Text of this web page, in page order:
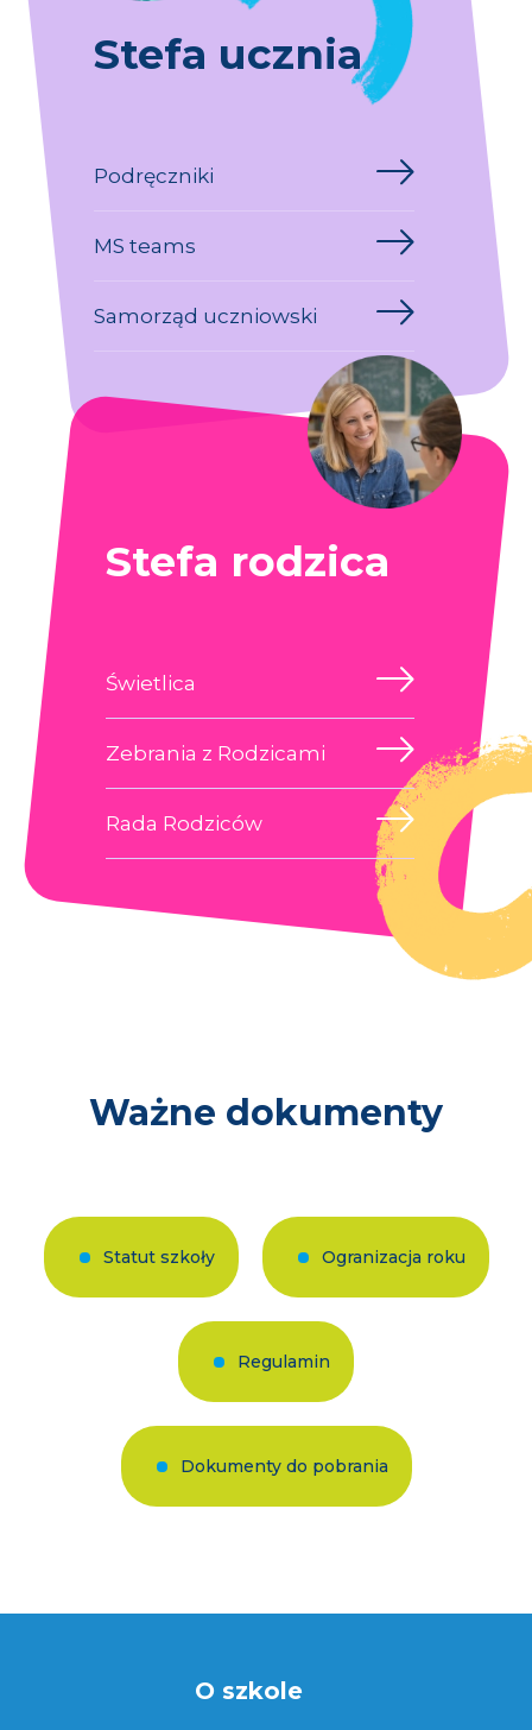
Stefa ucznia
Podręczniki
MS teams
Samorząd uczniowski
Stefa rodzica
Świetlica
Zebrania z Rodzicami
Rada Rodziców
Ważne dokumenty
Statut szkoły Ogranizacja roku
Regulamin
Dokumenty do pobrania
O szkole